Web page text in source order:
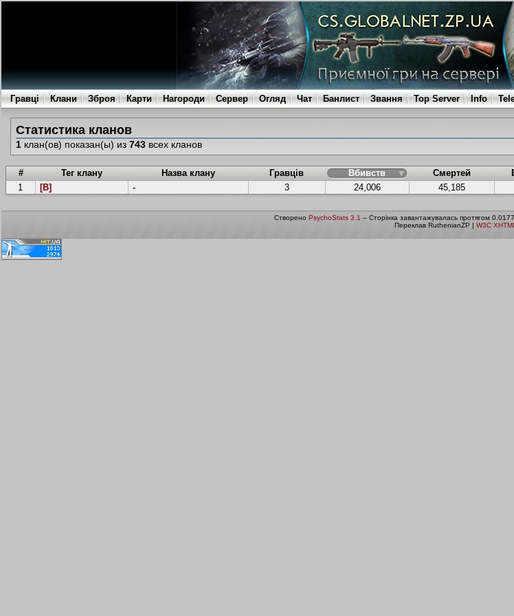
Гравці Клани Зброя Карти Нагороди Сервер Огляд Чат Банлист Звання Top Server Info
Статистика кланов
1клан(ов) показан(ы) из 743всех кланов
# Тег клану Назва клану Гравців Вбивств Смертей
1
[B] - 3 24,006 45,185
Створено PsychoStats 3.1 -- Сторінка завантажувалась протягом
Переклав RuthenianZP | W3C